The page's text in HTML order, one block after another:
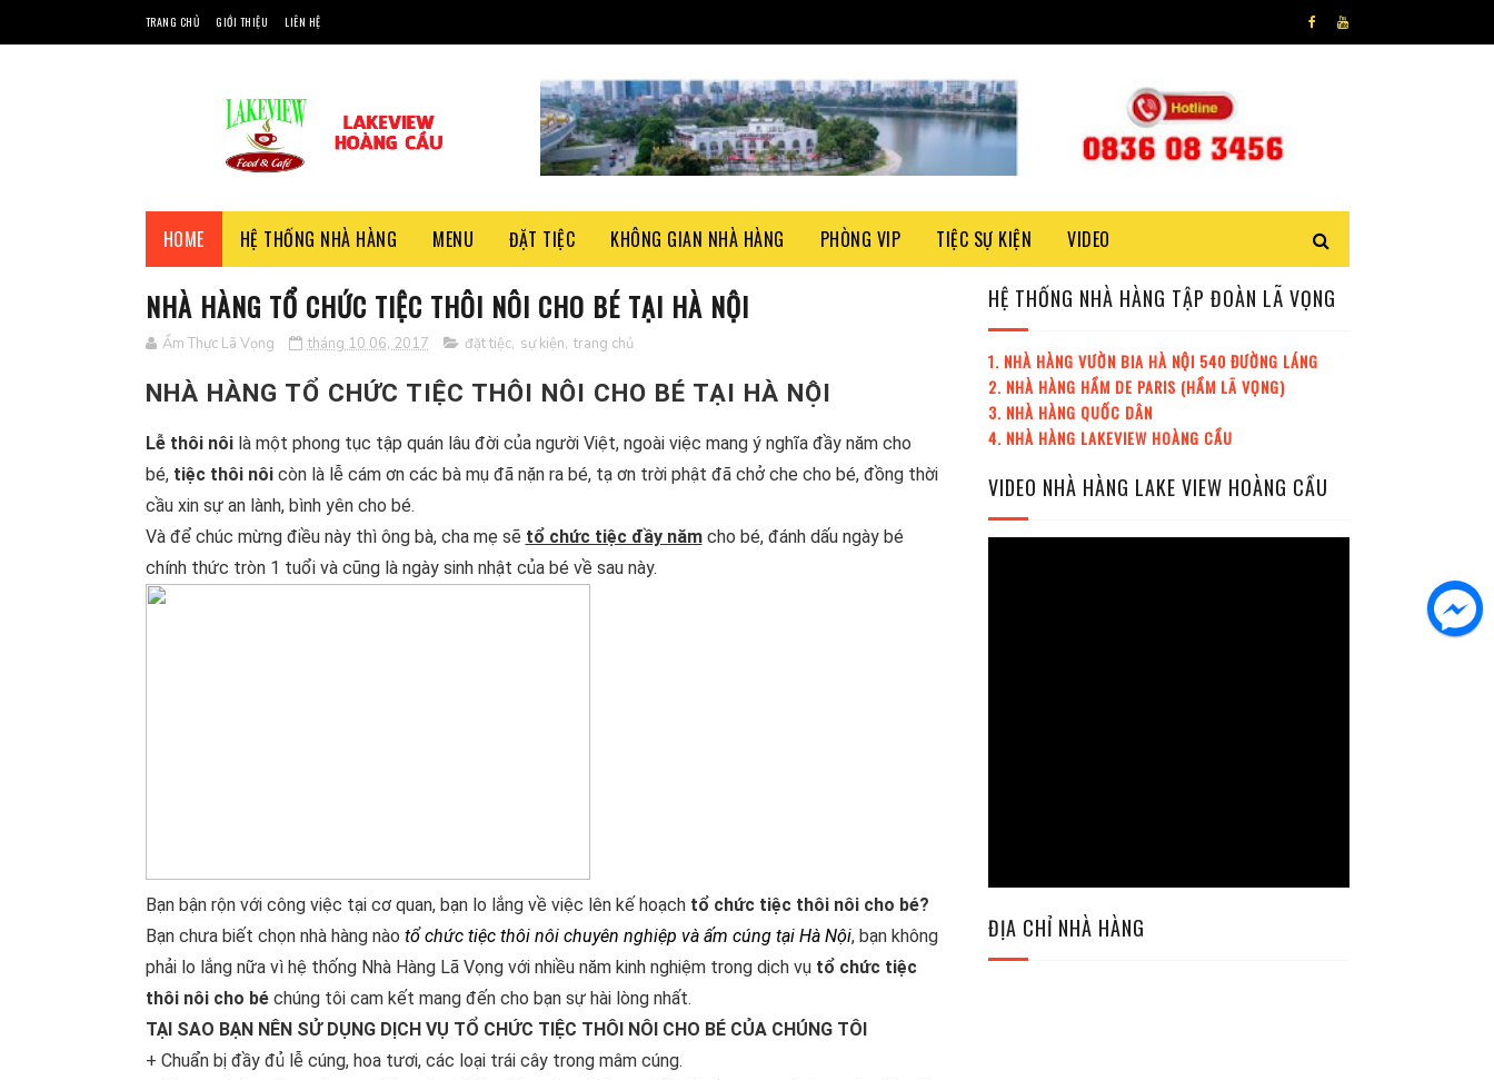
TRANG CHỦ GIỚI THIỆU LIÊN HỆ
HOME HỆ THỐNG NHÀ HÀNG MENU ĐẶT TIỆC KHÔNG GIAN NHÀ HÀNG PHÒNG VIP TIỆC SỰ KIỆN VIDEO
NHÀ HÀNG TỔ CHỨC TIỆC THÔI NÔI CHO BÉ TẠI HÀ NỘI
Ẩm Thực Lã Vọng tháng 10 06, 2017 đặt tiệc, sự kiện, trang chủ
NHÀ HÀNG TỔ CHỨC TIỆC THÔI NÔI CHO BÉ TẠI HÀ NỘI
Lễ thôi nôilà một phong tục tập quán lâu đời của người Việt, ngoài việc mang ý nghĩa đầy năm cho
bé, tiệc thôi nôicòn là lễ cám ơn các bà mụ đã nặn ra bé, tạ ơn trời phật đã chở che cho bé, đồng thời
cầu xin sự an lành, bình yên cho bé.
Và để chúc mừng điều này thì ông bà, cha mẹ sẽ tổ chức tiệc đầy nămcho bé, đánh dấu ngày bé
chính thức tròn 1 tuổi và cũng là ngày sinh nhật của bé về sau này.
Bạn bận rộn với công việc tại cơ quan, bạn lo lắng về việc lên kế hoạch tổ chức tiệc thôi nôi cho bé?
Bạn chưa biết chọn nhà hàng nào tổ chức tiệc thôi nôi chuyên nghiệp và ấm cúng tại Hà Nội, bạn không
phải lo lắng nữa vì hệ thống Nhà Hàng Lã Vọng với nhiều năm kinh nghiệm trong dịch vụ tổ chức tiệc
thôi nôi cho béchúng tôi cam kết mang đến cho bạn sự hài lòng nhất.
TẠI SAO BẠN NÊN SỬ DỤNG DỊCH VỤ TỔ CHỨC TIỆC THÔI NÔI CHO BÉ CỦA CHÚNG TÔI
+ Chuẩn bị đầy đủ lễ cúng, hoa tươi, các loại trái cây trong mâm cúng.
HỆ THỐNG NHÀ HÀNG TẬP ĐOÀN LÃ VỌNG
1. NHÀ HÀNG VƯỜN BIA HÀ NỘI 540 ĐƯỜNG LÁNG
2. NHÀ HÀNG HẦM DE PARIS (HẦM LÃ VỌNG)
3. NHÀ HÀNG QUỐC DÂN
4. NHÀ HÀNG LAKEVIEW HOÀNG CẦU
VIDEO NHÀ HÀNG LAKE VIEW HOÀNG CẦU
ĐỊA CHỈ NHÀ HÀNG